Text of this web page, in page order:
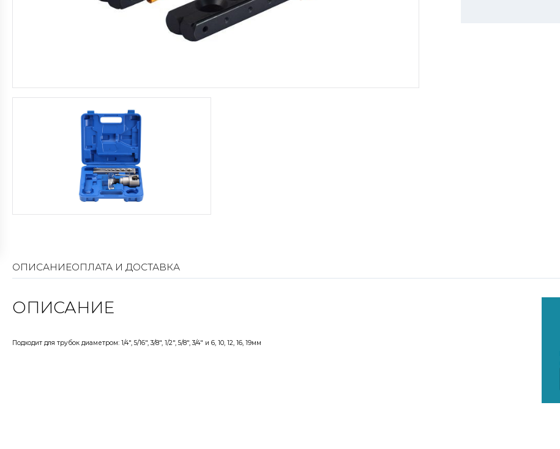
ОПИСАНИЕОПЛАТА И ДОСТАВКА
ОПИСАНИЕ
Подходит для трубок диаметром: 1/4", 5/16", 3/8", 1/2", 5/8", 3/4" и 6, 10, 12, 16, 19мм